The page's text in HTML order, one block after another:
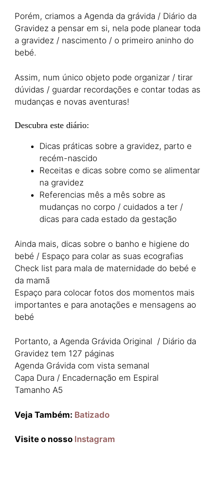
Porém, criamos a Agenda da grávida / Diário da
Gravidez a pensar em si, nela pode planear toda
a gravidez / nascimento / o primeiro aninho do
bebé.
Assim, num único objeto pode organizar / tirar
dúvidas / guardar recordações e contar todas as
mudanças e novas aventuras!
Descubra este diário:
Dicas práticas sobre a gravidez, parto e
recém-nascido
Receitas e dicas sobre como se alimentar
na gravidez
Referencias mês a mês sobre as
mudanças no corpo / cuidados a ter /
dicas para cada estado da gestação
Ainda mais, dicas sobre o banho e higiene do
bebé / Espaço para colar as suas ecografias
Check list para mala de maternidade do bebé e
da mamã
Espaço para colocar fotos dos momentos mais
importantes e para anotações e mensagens ao
bebé
Portanto, a Agenda Grávida Original / Diário da
Gravidez tem 127 páginas
Agenda Grávida com vista semanal
Capa Dura / Encadernação em Espiral
Tamanho A5
Veja Também: Batizado
Visite o nosso Instagram